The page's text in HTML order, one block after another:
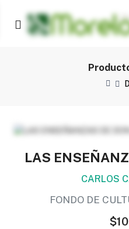
LAS
CARLOS
FONDO DE